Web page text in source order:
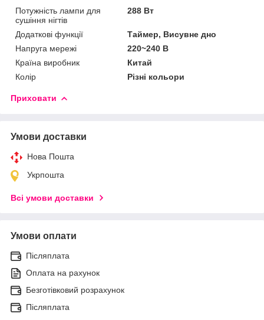
Потужність лампи для
сушіння нігтів
288 Вт
Додаткові функції
Таймер, Висувне дно
Напруга мережі
220~240 В
Країна виробник
Китай
Колір
Різні кольори
Приховати
Умови доставки
Нова Пошта
Укрпошта
Всі умови доставки
Умови оплати
Післяплата
Оплата на рахунок
Безготівковий розрахунок
Післяплата